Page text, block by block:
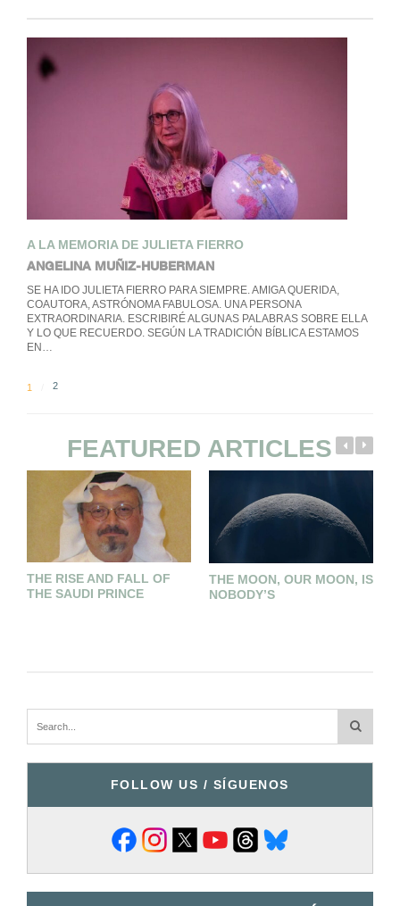
A LA MEMORIA DE JULIETA FIERRO
ANGELINA MUÑIZ-HUBERMAN
SE HA IDO JULIETA FIERRO PARA SIEMPRE. AMIGA QUERIDA,
COAUTORA, ASTRÓNOMA FABULOSA. UNA PERSONA
EXTRAORDINARIA. ESCRIBIRÉ ALGUNAS PALABRAS SOBRE ELLA
Y LO QUE RECUERDO. SEGÚN LA TRADICIÓN BÍBLICA ESTAMOS
EN…
1 2
FEATURED ARTICLES
THE RISE AND FALL OF
THE SAUDI PRINCE
THE MOON, OUR MOON, IS
NOBODY’S
FOLLOW US / SÍGUENOS